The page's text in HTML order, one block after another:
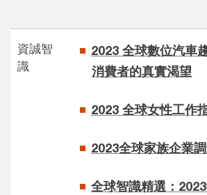
資誠智
識
2023 全球數位汽車
消費者的真實渴望
2023 全球女性工作
2023全球家族企業
全球智識精選：